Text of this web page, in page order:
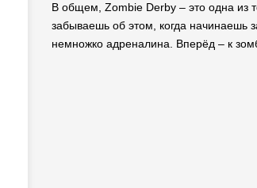
В общем, Zombie Derby – это одна из
забываешь об этом, когда начинаешь
немножко адреналина. Вперёд – к